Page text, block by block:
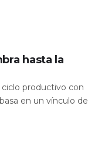
hasta la
productivo con
en un vínculo de